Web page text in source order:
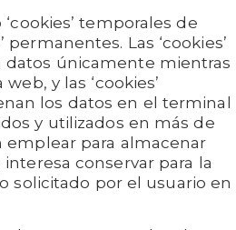
temporales de
permanentes. Las ‘cookies’
datos únicamente mientras
y las ‘cookies’
los datos en el terminal
y utilizados en más de
emplear para almacenar
conservar para la
solicitado por el usuario en